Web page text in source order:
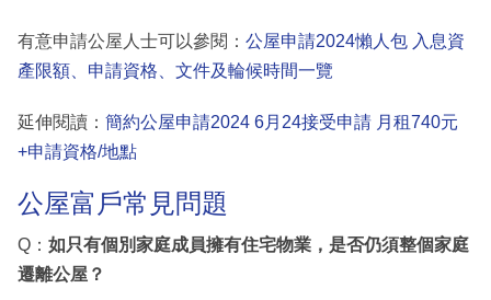
有意申請公屋人士可以參閱： 公屋申請2024懶人包 入息資
產限額、申請資格、文件及輪候時間一覽
延伸閱讀： 簡約公屋申請2024 6月24接受申請 月租740元
+申請資格/地點
公屋富戶常見問題
Q： 如只有個別家庭成員擁有住宅物業，是否仍須整個家庭
遷離公屋？